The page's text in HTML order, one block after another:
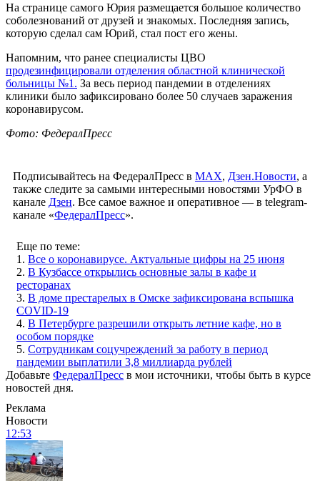
На странице самого Юрия размещается большое количество
соболезнований от друзей и знакомых. Последняя запись,
которую сделал сам Юрий, стал пост его жены.
Напомним, что ранее специалисты ЦВО
продезинфицировали отделения областной клинической
больницы №1. За весь период пандемии в отделениях
клиники было зафиксировано более 50 случаев заражения
коронавирусом.
Фото: ФедералПресс
Подписывайтесь на ФедералПресс в МАХ, Дзен.Новости, а
также следите за самыми интересными новостями УрФО в
канале Дзен. Все самое важное и оперативное — в telegram-
канале «ФедералПресс».
Еще по теме:
1. Все о коронавирусе. Актуальные цифры на 25 июня
2. В Кузбассе открылись основные залы в кафе и
ресторанах
3. В доме престарелых в Омске зафиксирована вспышка
COVID-19
4. В Петербурге разрешили открыть летние кафе, но в
особом порядке
5. Сотрудникам соцучреждений за работу в период
пандемии выплатили 3,8 миллиарда рублей
Добавьте ФедералПресс в мои источники, чтобы быть в курсе
новостей дня.
Реклама
Новости
12:53